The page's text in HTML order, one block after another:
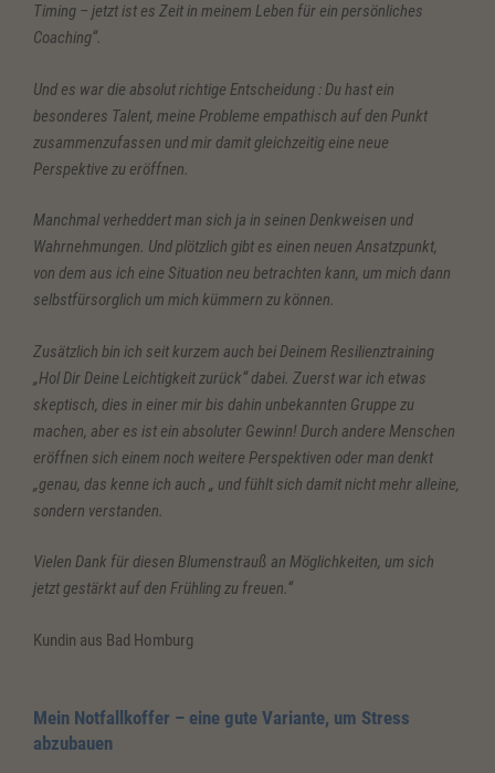
Timing – jetzt ist es Zeit in meinem Leben für ein persönliches
Coaching“.
Und es war die absolut richtige Entscheidung : Du hast ein
besonderes Talent, meine Probleme empathisch auf den Punkt
zusammenzufassen und mir damit gleichzeitig eine neue
Perspektive zu eröffnen.
Manchmal verheddert man sich ja in seinen Denkweisen und
Wahrnehmungen. Und plötzlich gibt es einen neuen Ansatzpunkt,
von dem aus ich eine Situation neu betrachten kann, um mich dann
selbstfürsorglich um mich kümmern zu können.
Zusätzlich bin ich seit kurzem auch bei Deinem Resilienztraining
„Hol Dir Deine Leichtigkeit zurück“ dabei. Zuerst war ich etwas
skeptisch, dies in einer mir bis dahin unbekannten Gruppe zu
machen, aber es ist ein absoluter Gewinn! Durch andere Menschen
eröffnen sich einem noch weitere Perspektiven oder man denkt
„genau, das kenne ich auch „ und fühlt sich damit nicht mehr alleine,
sondern verstanden.
Vielen Dank für diesen Blumenstrauß an Möglichkeiten, um sich
jetzt gestärkt auf den Frühling zu freuen.“
Kundin aus Bad Homburg
Mein Notfallkoffer – eine gute Variante, um Stress
abzubauen